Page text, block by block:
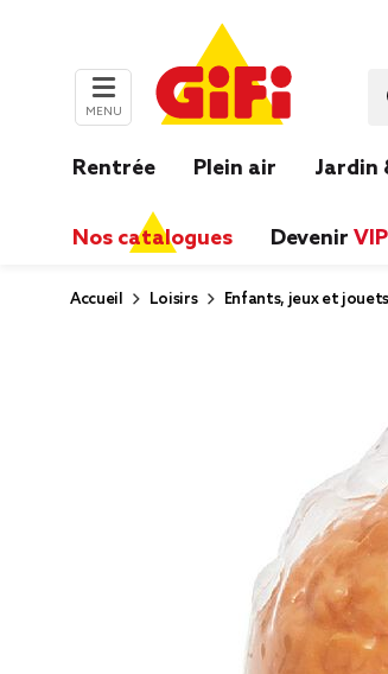
MENU
Rentrée Plein air Jardin
Nos catalogues Devenir VIP
Accueil Loisirs Enfants, jeux et jouets